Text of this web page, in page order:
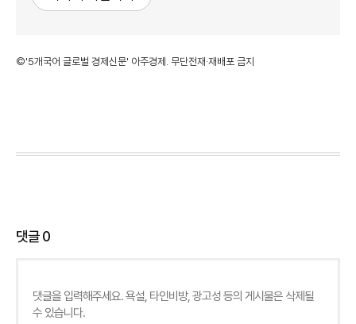
©'5개국어 글로벌 경제신문' 아주경제. 무단전재·재배포 금지
댓글0